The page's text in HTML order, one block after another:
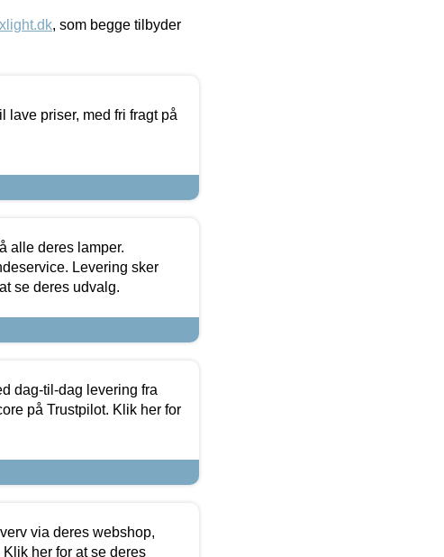
, som begge tilbyder
lave priser, med fri fragt på
alle deres lamper.
Levering sker
se deres udvalg.
dag-til-dag levering fra
på Trustpilot. Klik her for
via deres webshop,
her for at se deres